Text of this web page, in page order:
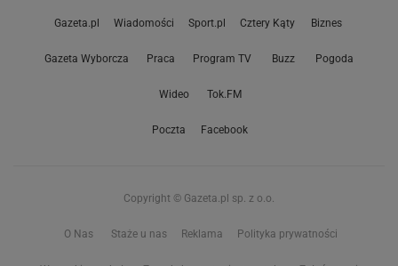
Gazeta.pl Wiadomości Sport.pl Cztery Kąty Biznes
Gazeta Wyborcza Praca Program TV Buzz Pogoda
Wideo Tok.FM
Poczta Facebook
Copyright © Gazeta.pl sp. z o.o.
O Nas Staże u nas Reklama Polityka prywatności